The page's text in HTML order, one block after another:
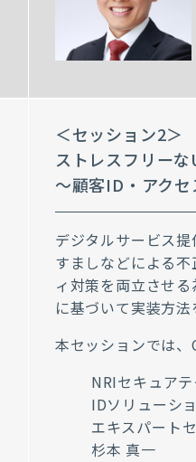
＜セッション2＞
ストレスフリー
～顧客ID・アク
デジタルサービス
すましなどによる不
ィ対策を両立させ
に基づいて実装方法
本セッションでは、
NRIセキュア
IDソリューシ
エキスパート
杉本 真一